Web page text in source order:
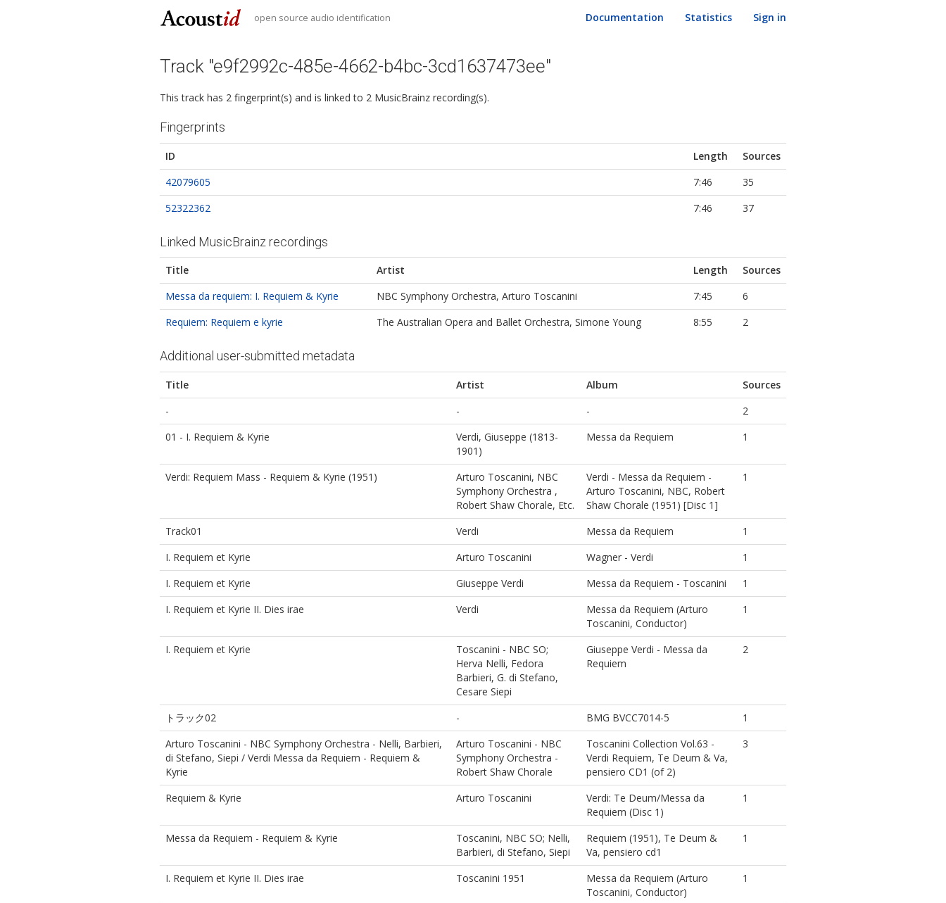
open source audio identification Documentation Statistics Sign in
Track "e9f2992c-485e-4662-b4bc-3cd1637473ee"
This track has 2 fingerprint(s) and is linked to 2 MusicBrainz recording(s).
Fingerprints
ID Length
Sources
42079605
7:46
35
52322362
7:46 37
Linked MusicBrainz recordings
Title Artist Length
Sources
Messa da requiem: I. Requiem & Kyrie
NBC Symphony Orchestra, Arturo Toscanini 7:45
6
Requiem: Requiem e kyrie
The Australian Opera and Ballet Orchestra, Simone Young 8:55 2
Additional user-submitted metadata
Title Artist Album
Sources
-
- -
2
01 - I. Requiem & Kyrie
Verdi, Giuseppe (1813-
1901)
Messa da Requiem 1
Verdi: Requiem Mass - Requiem & Kyrie (1951)
Arturo Toscanini, NBC
Symphony Orchestra ,
Robert Shaw Chorale, Etc.
Verdi - Messa da Requiem -
Arturo Toscanini, NBC, Robert
Shaw Chorale (1951) [Disc 1]
1
Track01 Verdi Messa da Requiem
1
I. Requiem et Kyrie
Arturo Toscanini Wagner - Verdi
1
I. Requiem et Kyrie
Giuseppe Verdi Messa da Requiem - Toscanini
1
I. Requiem et Kyrie II. Dies irae
Verdi
Messa da Requiem (Arturo
Toscanini, Conductor)
1
I. Requiem et Kyrie
Toscanini - NBC SO;
Herva Nelli, Fedora
Barbieri, G. di Stefano,
Cesare Siepi
Giuseppe Verdi - Messa da
Requiem
2
トラック02 - BMG BVCC7014-5
1
Arturo Toscanini - NBC Symphony Orchestra - Nelli, Barbieri,
di Stefano, Siepi / Verdi Messa da Requiem - Requiem &
Kyrie
Arturo Toscanini - NBC
Symphony Orchestra -
Robert Shaw Chorale
Toscanini Collection Vol.63 -
Verdi Requiem, Te Deum & Va,
pensiero CD1 (of 2)
3
Requiem & Kyrie Arturo Toscanini
Verdi: Te Deum/Messa da
Requiem (Disc 1)
1
Messa da Requiem - Requiem & Kyrie
Toscanini, NBC SO; Nelli,
Barbieri, di Stefano, Siepi
Requiem (1951), Te Deum &
Va, pensiero cd1
1
I. Requiem et Kyrie II. Dies irae Toscanini 1951
Messa da Requiem (Arturo
Toscanini, Conductor)
1